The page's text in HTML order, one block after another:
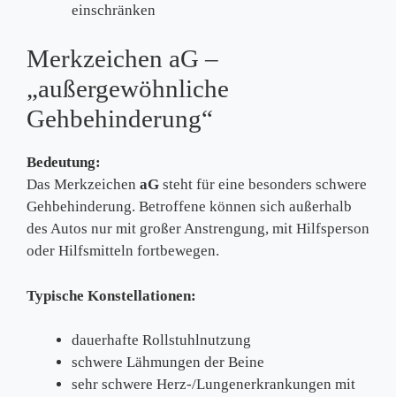
einschränken
Merkzeichen aG –
„außergewöhnliche
Gehbehinderung“
Bedeutung:
Das Merkzeichen aG steht für eine besonders schwere
Gehbehinderung. Betroffene können sich außerhalb
des Autos nur mit großer Anstrengung, mit Hilfsperson
oder Hilfsmitteln fortbewegen.
Typische Konstellationen:
dauerhafte Rollstuhlnutzung
schwere Lähmungen der Beine
sehr schwere Herz-/Lungenerkrankungen mit